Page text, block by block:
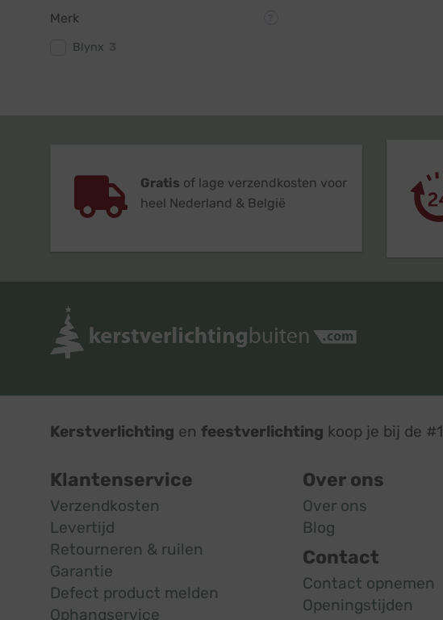
Merk
Blynx
Gratis of lage verzendkosten voor
heel Nederland & België
Kerstverlichting en feestverlichting koop je bij de #1
Klantenservice
Verzendkosten
Levertijd
Retourneren & ruilen
Garantie
Defect product melden
Ophangservice
Over ons
Over ons
Blog
Contact
Contact opnemen
Openingstijden